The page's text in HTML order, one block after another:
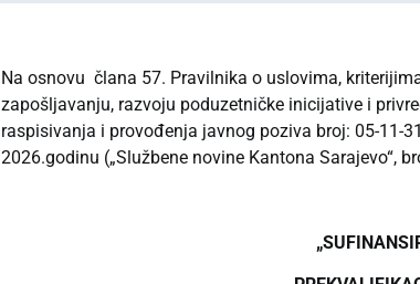
Na osnovu člana 57. Pravilnika o uslovima,
zapošljavanju, razvoju poduzetničke inicijative i
raspisivanja i provođenja javnog poziva broj: 05-11-
2026.godinu („Službene novine Kantona Sarajevo“,
„